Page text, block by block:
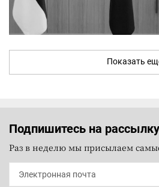
Показать
Подпишитесь на рассылку
Раз в неделю мы присылаем